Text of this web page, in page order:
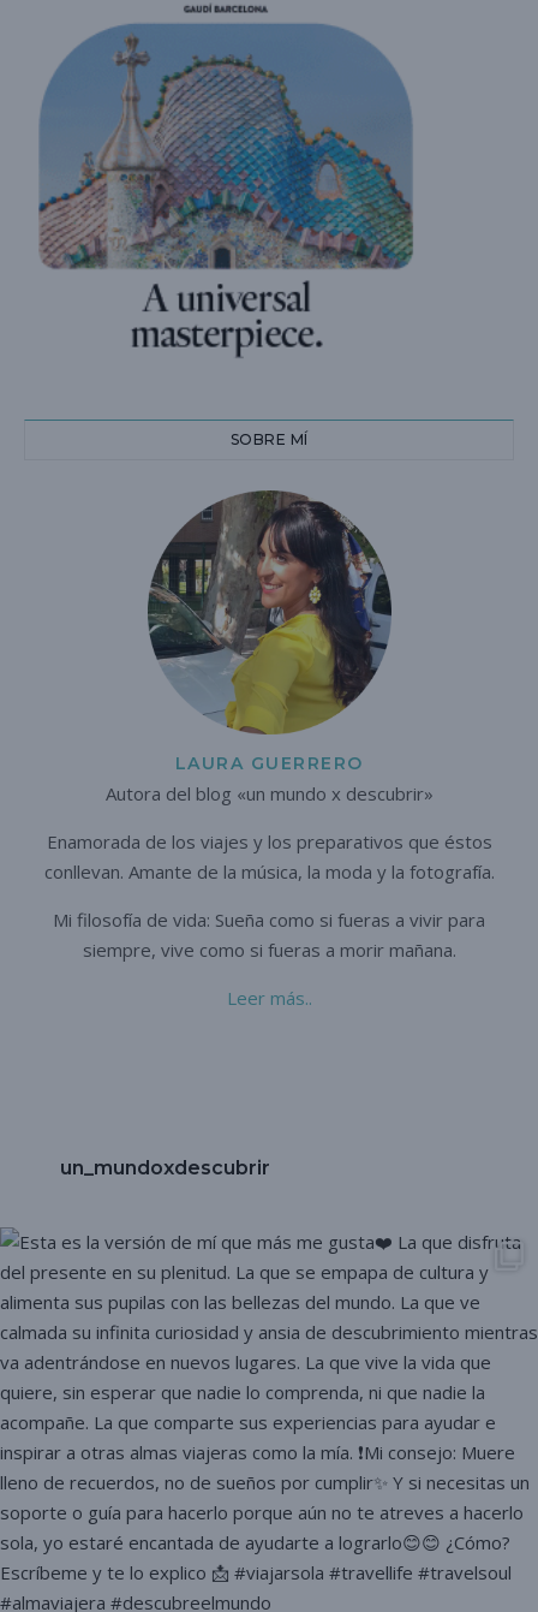
SOBRE MÍ
LAURA GUERRERO
Autora del blog «un mundo x descubrir»
Enamorada de los viajes y los preparativos que éstos
conllevan. Amante de la música, la moda y la fotografía.
Mi filosofía de vida: Sueña como si fueras a vivir para
siempre, vive como si fueras a morir mañana.
Leer más..
un_mundoxdescubrir